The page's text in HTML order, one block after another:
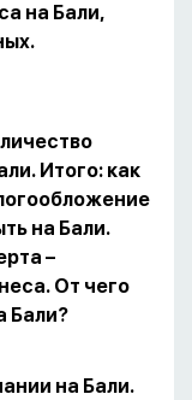
на Бали,
Итого: как
на Бали.
–
От чего
Бали?
на Бали.